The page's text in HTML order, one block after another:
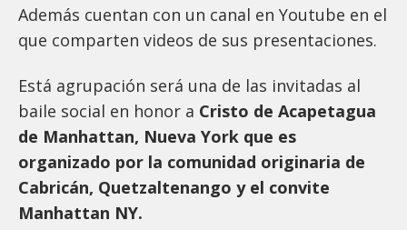
Además cuentan con un canal en Youtube en el
que comparten videos de sus presentaciones.
Está agrupación será una de las invitadas al
baile social en honor a Cristo de Acapetagua
de Manhattan, Nueva York que es
organizado por la comunidad originaria de
Cabricán, Quetzaltenango y el convite
Manhattan NY.